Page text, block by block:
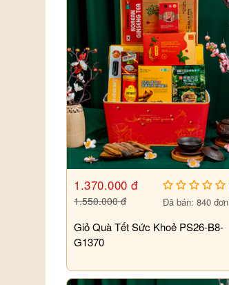
1.370.000 đ
1.550.000 đ Đã bán: 840 đơn
Giỏ Quà Tết Sức Khoẻ PS26-B8-
G1370